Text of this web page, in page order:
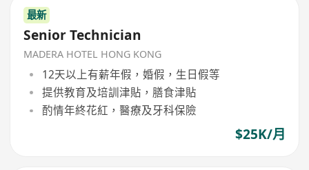
最新
Senior Technician
MADERA HOTEL HONG KONG
12天以上有薪年假，婚假，生日假等
提供教育及培訓津貼，膳食津貼
酌情年終花紅，醫療及牙科保險
$25K/月